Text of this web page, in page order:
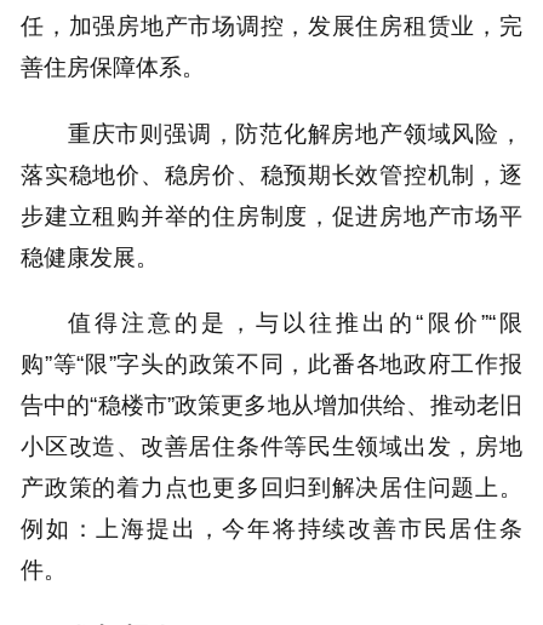
任，加强房地产市场调控，发展住房租赁业，完
善住房保障体系。
重庆市则强调，防范化解房地产领域风险，
落实稳地价、稳房价、稳预期长效管控机制，逐
步建立租购并举的住房制度，促进房地产市场平
稳健康发展。
值得注意的是，与以往推出的“限价”“限
购”等“限”字头的政策不同，此番各地政府工作报
告中的“稳楼市”政策更多地从增加供给、推动老旧
小区改造、改善居住条件等民生领域出发，房地
产政策的着力点也更多回归到解决居住问题上。
例如：上海提出，今年将持续改善市民居住条
件。